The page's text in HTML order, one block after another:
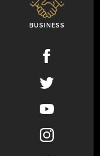
BUSINESS